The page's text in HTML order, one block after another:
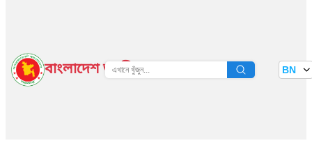
বাংলাদেশ জাতীয় তথ্য বাতায়ন BN